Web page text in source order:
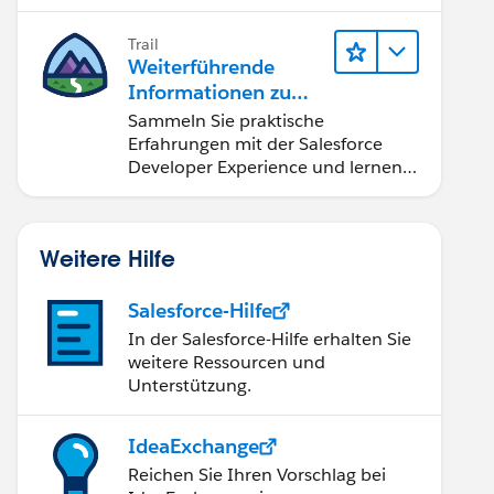
Trail
Weiterführende
Informationen zu
Salesforce-
Entwicklungstools
und -konzepten
Sammeln Sie praktische
Erfahrungen mit der Salesforce
Developer Experience und lernen
Weitere Hilfe
Salesforce-Hilfe
In der Salesforce-Hilfe erhalten Sie
weitere Ressourcen und
Unterstützung.
IdeaExchange
Reichen Sie Ihren Vorschlag bei